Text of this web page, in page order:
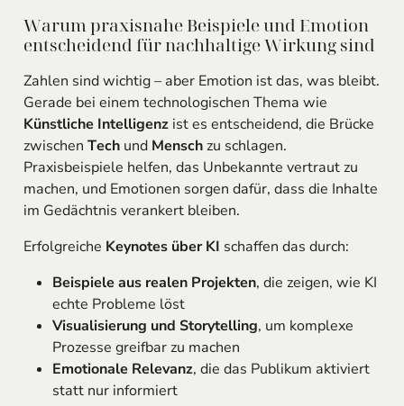
Warum praxisnahe Beispiele und Emotion
entscheidend für nachhaltige Wirkung sind
Zahlen sind wichtig – aber Emotion ist das, was bleibt.
Gerade bei einem technologischen Thema wie
Künstliche Intelligenzist es entscheidend, die Brücke
zwischen Techund Menschzu schlagen.
Praxisbeispiele helfen, das Unbekannte vertraut zu
machen, und Emotionen sorgen dafür, dass die Inhalte
im Gedächtnis verankert bleiben.
Erfolgreiche Keynotes über KI schaffen das durch:
Beispiele aus realen Projekten, die zeigen, wie KI
echte Probleme löst
Visualisierung und Storytelling, um komplexe
Prozesse greifbar zu machen
Emotionale Relevanz, die das Publikum aktiviert
statt nur informiert